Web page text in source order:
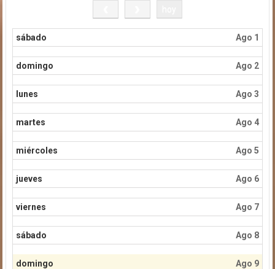
sábado Ago 1
domingo Ago 2
lunes Ago 3
martes Ago 4
miércoles Ago 5
jueves Ago 6
viernes Ago 7
sábado Ago 8
domingo Ago 9